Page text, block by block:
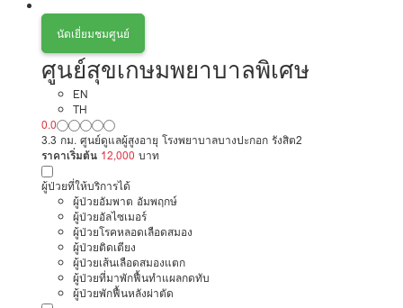
นัดเยี่ยมชมศูนย์
ศูนย์สุขเกษมพยาบาลพิเศษ
EN
TH
0.0
3.3 กม. ศูนย์ดูแลผู้สูงอายุ โรงพยาบาลบางปะกอก รังสิต2
ราคาเริ่มต้น 12,000 บาท
ผู้ป่วยที่ให้บริการได้
ผู้ป่วยอัมพาต อัมพฤกษ์
ผู้ป่วยอัลไซเมอร์
ผู้ป่วยโรคหลอดเลือดสมอง
ผู้ป่วยติดเตียง
ผู้ป่วยเส้นเลือดสมองแตก
ผู้ป่วยที่มาพักฟื้นทำแผลกดทับ
ผู้ป่วยพักฟื้นหลังผ่าตัด